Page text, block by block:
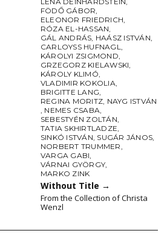
FÖDŐ GÁBOR,
ELEONOR FRIEDRICH,
RÓZA EL-HASSAN,
GÁL ANDRÁS, HAÁSZ ISTVÁN,
CARLOYSS HUFNAGL,
KÁROLYI ZSIGMOND,
GRZEGORZ KIELAWSKI,
KÁROLY KLIMÓ,
VLADIMIR KOKOLIA,
BRIGITTE LANG,
REGINA MORITZ, NAYG ISTVÁN
, NEMES CSABA,
SEBESTYÉN ZOLTÁN,
TATIA SKHIRTLADZE,
SINKÓ ISTVÁN, SUGÁR JÁNOS,
NORBERT TRUMMER,
VARGA GABI,
VÁRNAI GYÖRGY,
MARKO ZINK
Without Title →
From the Collection of Christa
Wenzl